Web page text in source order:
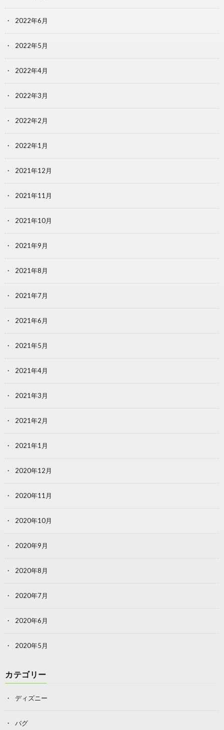
2022年6月
2022年5月
2022年4月
2022年3月
2022年2月
2022年1月
2021年12月
2021年11月
2021年10月
2021年9月
2021年8月
2021年7月
2021年6月
2021年5月
2021年4月
2021年3月
2021年2月
2021年1月
2020年12月
2020年11月
2020年10月
2020年9月
2020年8月
2020年7月
2020年6月
2020年5月
カテゴリー
ディズニー
バグ